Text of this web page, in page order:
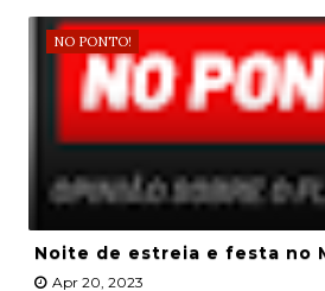
NO PONTO!
Noite de estreia e festa no
Apr 20, 2023